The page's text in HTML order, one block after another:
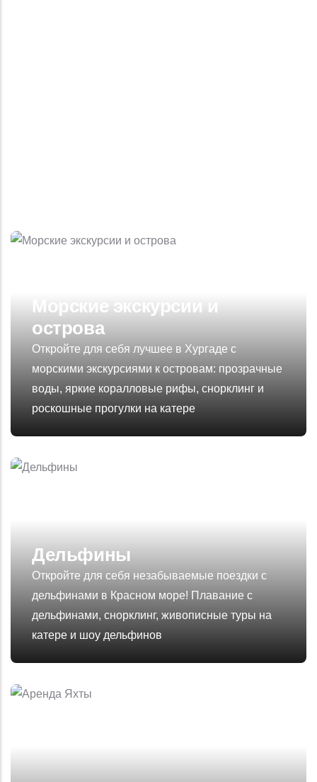
Морские экскурсии и
острова
Откройте для себя лучшее в Хургаде с
морскими экскурсиями к островам: прозрачные
воды, яркие коралловые рифы, снорклинг и
роскошные прогулки на катере
Дельфины
Откройте для себя незабываемые поездки с
дельфинами в Красном море! Плавание с
дельфинами, снорклинг, живописные туры на
катере и шоу дельфинов